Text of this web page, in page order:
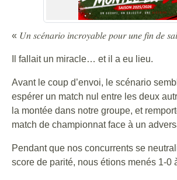
« 𝑈𝑛 𝑠𝑐𝑒́𝑛𝑎𝑟𝑖𝑜 𝑖𝑛𝑐𝑟𝑜𝑦𝑎𝑏𝑙𝑒 𝑝𝑜𝑢𝑟 𝑢𝑛𝑒 𝑓𝑖𝑛 𝑑𝑒
Il fallait un miracle… et il a eu lieu.
Avant le coup d’envoi, le scénario
espérer un match nul entre les deux
la montée dans notre groupe, et
match de championnat face à un
Pendant que nos concurrents se
score de parité, nous étions menés 1-